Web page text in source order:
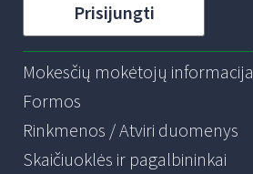
Prisijungti
Mokesčių mokėtojų informacija
Formos
Rinkmenos / Atviri duomenys
Skaičiuoklės ir pagalbininkai